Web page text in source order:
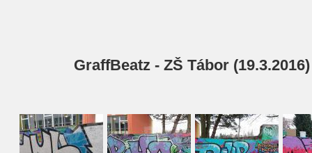
GraffBeatz - ZŠ Tábor